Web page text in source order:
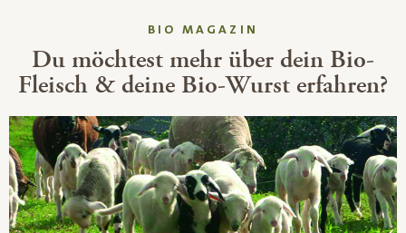
BIO MAGAZIN
Du möchtest mehr über dein Bio-
Fleisch & deine Bio-Wurst erfahren?